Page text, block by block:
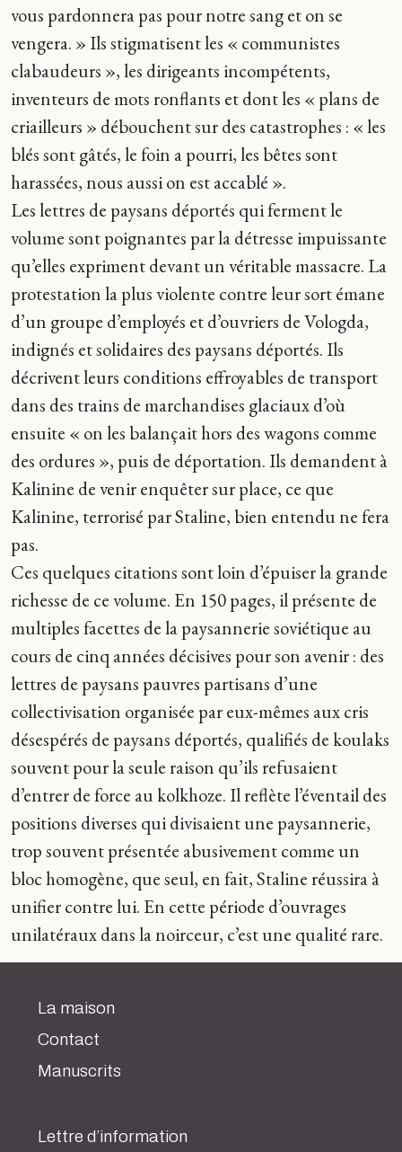
vous pardonnera pas pour notre sang et on se
vengera. » Ils stigmatisent les « communistes
clabaudeurs », les dirigeants incompétents,
inventeurs de mots ronflants et dont les « plans de
criailleurs » débouchent sur des catastrophes : « les
blés sont gâtés, le foin a pourri, les bêtes sont
harassées, nous aussi on est accablé ».
Les lettres de paysans déportés qui ferment le
volume sont poignantes par la détresse impuissante
qu’elles expriment devant un véritable massacre. La
protestation la plus violente contre leur sort émane
d’un groupe d’employés et d’ouvriers de Vologda,
indignés et solidaires des paysans déportés. Ils
décrivent leurs conditions effroyables de transport
dans des trains de marchandises glaciaux d’où
ensuite « on les balançait hors des wagons comme
des ordures », puis de déportation. Ils demandent à
Kalinine de venir enquêter sur place, ce que
Kalinine, terrorisé par Staline, bien entendu ne fera
pas.
Ces quelques citations sont loin d’épuiser la grande
richesse de ce volume. En 150 pages, il présente de
multiples facettes de la paysannerie soviétique au
cours de cinq années décisives pour son avenir : des
lettres de paysans pauvres partisans d’une
collectivisation organisée par eux-mêmes aux cris
désespérés de paysans déportés, qualifiés de koulaks
souvent pour la seule raison qu’ils refusaient
d’entrer de force au kolkhoze. Il reflète l’éventail des
positions diverses qui divisaient une paysannerie,
trop souvent présentée abusivement comme un
bloc homogène, que seul, en fait, Staline réussira à
unifier contre lui. En cette période d’ouvrages
unilatéraux dans la noirceur, c’est une qualité rare.
La maison
Contact
Manuscrits
Lettre d’information